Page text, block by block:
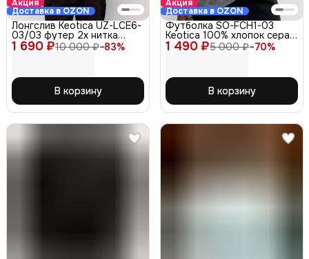
Акция
Доставка в OZON
1 690 ₽10 000 ₽−83%
Лонгслив Keotica UZ-LСЕ6-
03/03 футер 2х нитка
серый 48-50
В корзину
Акция
Доставка в OZON
1 490 ₽5 000 ₽−70%
Футболка SO-FCH1-03
Keotica 100% хлопок серая
48-50
В корзину